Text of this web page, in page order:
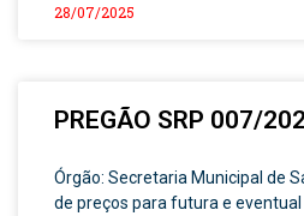
28/07/2025
PREGÃO SRP 007/
Órgão: Secretaria Municipal de
de preços para futura e